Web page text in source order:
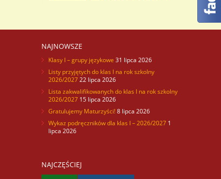
NAJNOWSZE
Klasy I – grupy językowe 31 lipca 2026
Listy przyjętych do klas I na rok szkolny
2026/202722 lipca 2026
Lista zakwalifikowanych do klas I na rok szkolny
2026/2027 15 lipca 2026
Gratulujemy Maturzyści!8 lipca 2026
Wykaz podręczników dla klas I – 2026/2027 1
lipca 2026
NAJCZĘŚCIEJ